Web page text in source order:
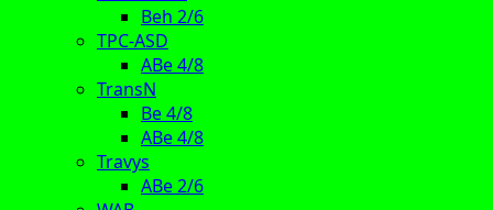
Beh 2/6
TPC-ASD
ABe 4/8
TransN
Be 4/8
ABe 4/8
Travys
ABe 2/6